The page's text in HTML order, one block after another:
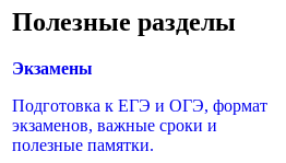
Полезные разделы
Экзамены
Подготовка к ЕГЭ и ОГЭ, формат
экзаменов, важные сроки и
полезные памятки.